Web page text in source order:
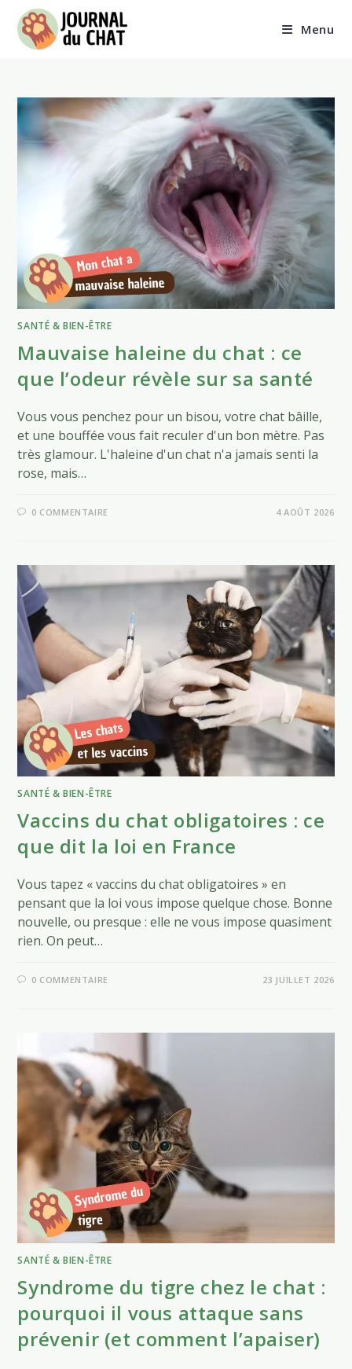
content
Menu
SANTÉ & BIEN-ÊTRE
Mauvaise haleine du chat : ce
que l’odeur révèle sur sa santé
Vous vous penchez pour un bisou, votre chat bâille,
et une bouffée vous fait reculer d'un bon mètre. Pas
très glamour. L'haleine d'un chat n'a jamais senti la
rose, mais…
0 COMMENTAIRE 4 AOÛT 2026
SANTÉ & BIEN-ÊTRE
Vaccins du chat obligatoires : ce
que dit la loi en France
Vous tapez « vaccins du chat obligatoires » en
pensant que la loi vous impose quelque chose. Bonne
nouvelle, ou presque : elle ne vous impose quasiment
rien. On peut…
0 COMMENTAIRE 23 JUILLET 2026
SANTÉ & BIEN-ÊTRE
Syndrome du tigre chez le chat :
pourquoi il vous attaque sans
prévenir (et comment l’apaiser)